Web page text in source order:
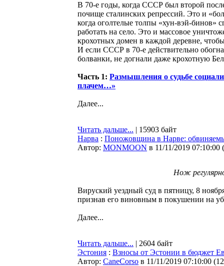
В 70-е годы, когда СССР был второй
почище сталинских репрессий. Это и
когда оголтелые толпы «хун-вэй-бинов»
работать на село. Это и массовое
крохотных домен в каждой деревне,
И если СССР в 70-е действительно
болванки, не догнали даже крохотную
Часть 1: Размышления о судьбе
плачем…»
Далее...
Читать дальше... | 15903 байт
Нарва : Поножовщина в Нарве:
Автор: MONMOON в 11/11/2019 07:10:00 (
Нож
Вируский уездный суд в пятницу, 8
признав его виновным в покушении на
Далее...
Читать дальше... | 2604 байт
Эстония : Взносы от Эстонии в бюджет
Автор: CaneCorso в 11/11/2019 07:10:00 (